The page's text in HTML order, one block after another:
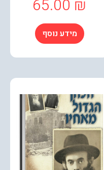
65.00
מידע נוסף